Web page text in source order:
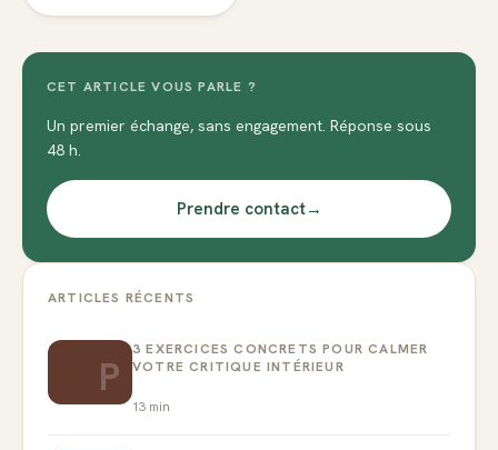
CET ARTICLE VOUS PARLE ?
Un premier échange, sans engagement. Réponse sous
48 h.
Prendre contact→
ARTICLES RÉCENTS
P
3 EXERCICES CONCRETS POUR CALMER
VOTRE CRITIQUE INTÉRIEUR
13 min